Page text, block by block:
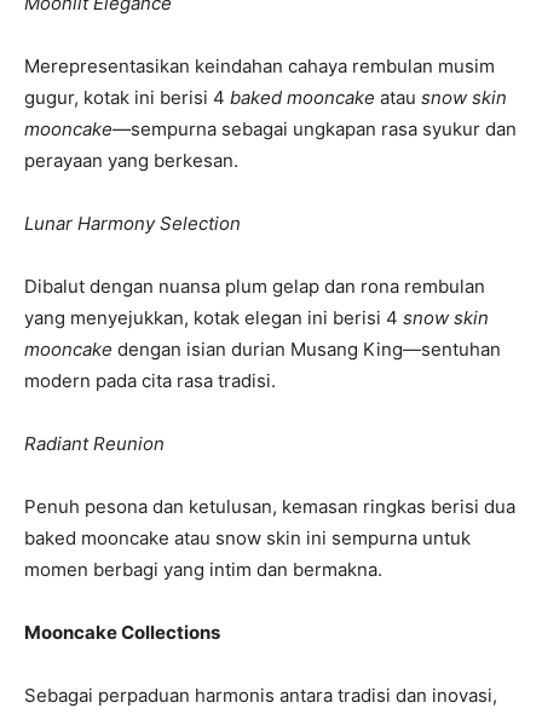
Merepresentasikan keindahan cahaya rembulan musim
gugur, kotak ini berisi 4 baked mooncake atau snow skin
mooncake—sempurna sebagai ungkapan rasa syukur dan
perayaan yang berkesan.
Lunar Harmony Selection
Dibalut dengan nuansa plum gelap dan rona rembulan
yang menyejukkan, kotak elegan ini berisi 4 snow skin
mooncake dengan isian durian Musang King—sentuhan
modern pada cita rasa tradisi.
Radiant Reunion
Penuh pesona dan ketulusan, kemasan ringkas berisi dua
baked mooncake atau snow skin ini sempurna untuk
momen berbagi yang intim dan bermakna.
Mooncake Collections
Sebagai perpaduan harmonis antara tradisi dan inovasi,